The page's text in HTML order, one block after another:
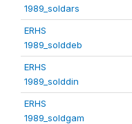
1989_soldars
ERHS
1989_solddeb
ERHS
1989_solddin
ERHS
1989_soldgam